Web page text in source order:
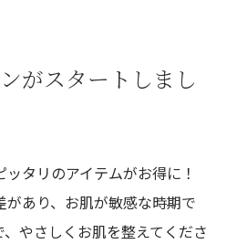
がスタートしまし
タリのアイテムがお得に！
あり、お肌が敏感な時期で
やさしくお肌を整えてくださ